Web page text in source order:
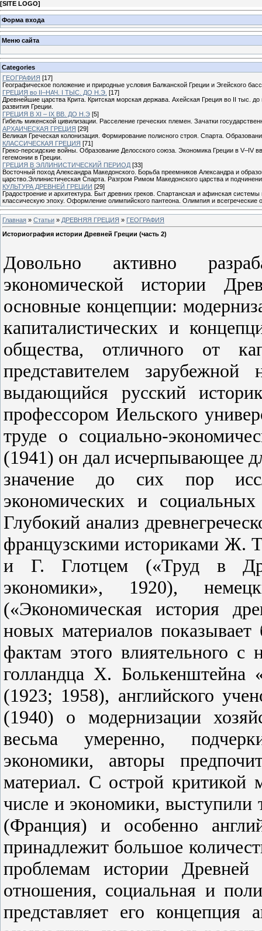
[SITE LOGO]
Форма входа
Меню сайта
Categories
ГЕОГРАФИЯ [17]
Географическое положение и природные условия Балканской Греции и Эгейского
ГРЕЦИЯ во II–НАЧ. I ТЫС. ДО Н.Э. [17]
Древнейшие царства Крита. Критская морская держава. Ахейская Греция во II тыс.
развития Греции.
ГРЕЦИЯ В XI – IX ВВ. ДО Н.Э [5]
Гибель микенской цивилизации. Расселение греческих племен. Зачатки
АРХАИЧЕСКАЯ ГРЕЦИЯ [29]
Великая Греческая колонизация. Формирование полисного строя. Спарта.
КЛАССИЧЕСКАЯ ГРЕЦИЯ [71]
Греко-персидские войны. Образование Делосского союза. Экономика Греции в
гегемонии в Греции.
ГРЕЦИЯ В ЭЛЛИНИСТИЧЕСКИЙ ПЕРИОД [33]
Восточный поход Александра Македонского. Борьба преемников Александра и
царство.Эллинистическая Спарта. Разгром Римом Македонского царства и
КУЛЬТУРА ДРЕВНЕЙ ГРЕЦИИ [29]
Градостроение и архитектура. Быт древних греков. Спартанская и афинская
классическую эпоху. Оформление олимпийского пантеона. Олимпия и всегреческие
Главная » Статьи » ДРЕВНЯЯ ГРЕЦИЯ » ГЕОГРАФИЯ
Историография истории Древней Греции (часть 2)
Довольно активно
экономической истории
основные концепции:
капиталистических и
общества, отличного от
представителем
выдающийся русский
профессором Иельского
труде о социально-
(1941) он дал исчерпывающее
значение до сих пор
экономических и
Глубокий анализ
французскими историками Ж.
и Г. Глотцем («Труд в
экономики», 1920),
(«Экономическая история
новых материалов показывает
фактам этого влиятельного
голландца X. Болькенштейна
(1923; 1958), английского
(1940) о модернизации
весьма умеренно,
экономики, авторы
материал. С острой критикой
числе и экономики,
(Франция) и особенно
принадлежит большое
проблемам истории Древней
отношения, социальная и
представляет его